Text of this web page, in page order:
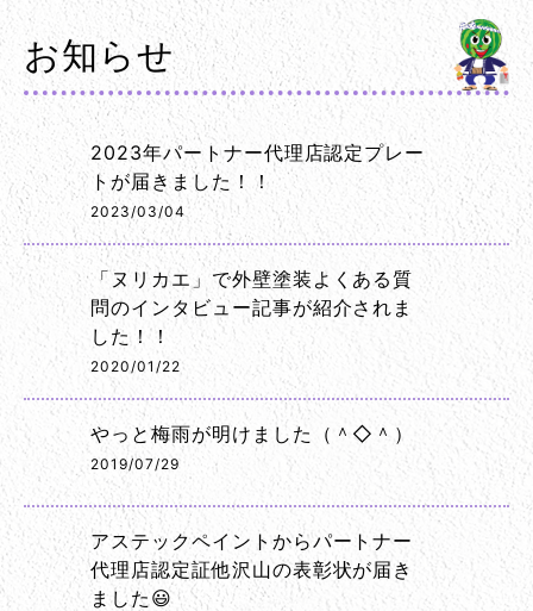
お知らせ
2023年パートナー代理店認定プレー
トが届きました！！
2023/03/04
「ヌリカエ」で外壁塗装よくある質
問のインタビュー記事が紹介されま
した！！
2020/01/22
やっと梅雨が明けました（＾◇＾）
2019/07/29
アステックペイントからパートナー
代理店認定証他沢山の表彰状が届き
ました😃